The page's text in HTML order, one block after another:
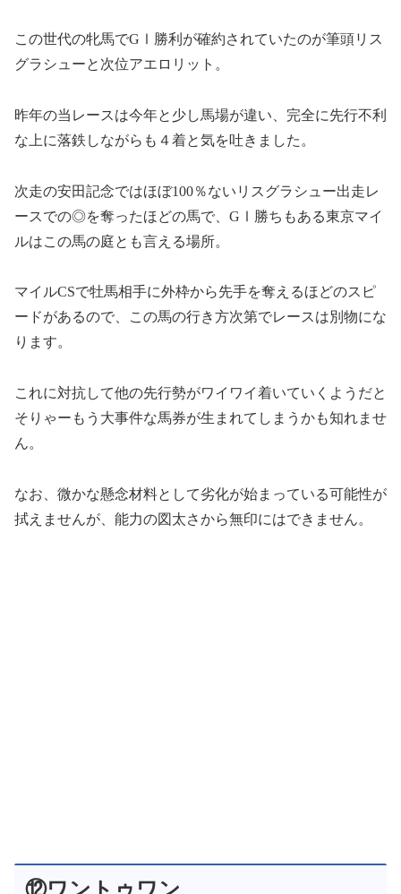
この世代の牝馬でGⅠ勝利が確約されていたのが筆頭リス
グラシューと次位アエロリット。
昨年の当レースは今年と少し馬場が違い、完全に先行不利
な上に落鉄しながらも４着と気を吐きました。
次走の安田記念ではほぼ100％ないリスグラシュー出走レ
ースでの◎を奪ったほどの馬で、GⅠ勝ちもある東京マイ
ルはこの馬の庭とも言える場所。
マイルCSで牡馬相手に外枠から先手を奪えるほどのスピ
ードがあるので、この馬の行き方次第でレースは別物にな
ります。
これに対抗して他の先行勢がワイワイ着いていくようだと
そりゃーもう大事件な馬券が生まれてしまうかも知れませ
ん。
なお、微かな懸念材料として劣化が始まっている可能性が
拭えませんが、能力の図太さから無印にはできません。
⑫ワントゥワン